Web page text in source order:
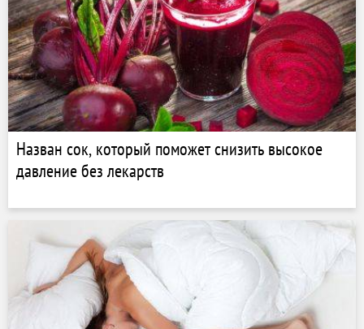
Назван сок, который поможет снизить высокое
давление без лекарств